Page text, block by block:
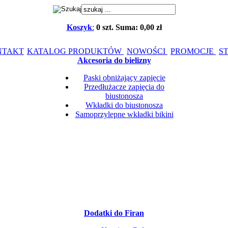
Koszyk: 0 szt. Suma: 0,00 zł
KATALOG PRODUKTÓW NOWOŚCI PROMOCJE
Akcesoria do bielizny
Paski obniżający zapięcie
Przedłużacze zapięcia do
biustonosza
Wkładki do biustonosza
Samoprzylepne wkładki bikini
Dodatki do Firan